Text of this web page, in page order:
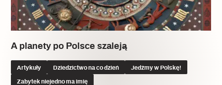
A planety po Polsce szaleją
Artykuły Dziedzictwo na co dzień Jedźmy w Polskę!
Zabytek niejedno ma imię